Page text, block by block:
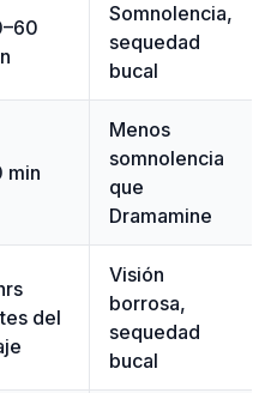
Somnolencia,
sequedad
bucal
min
Menos
somnolencia
que
Dramamine
del
Visión
borrosa,
sequedad
bucal